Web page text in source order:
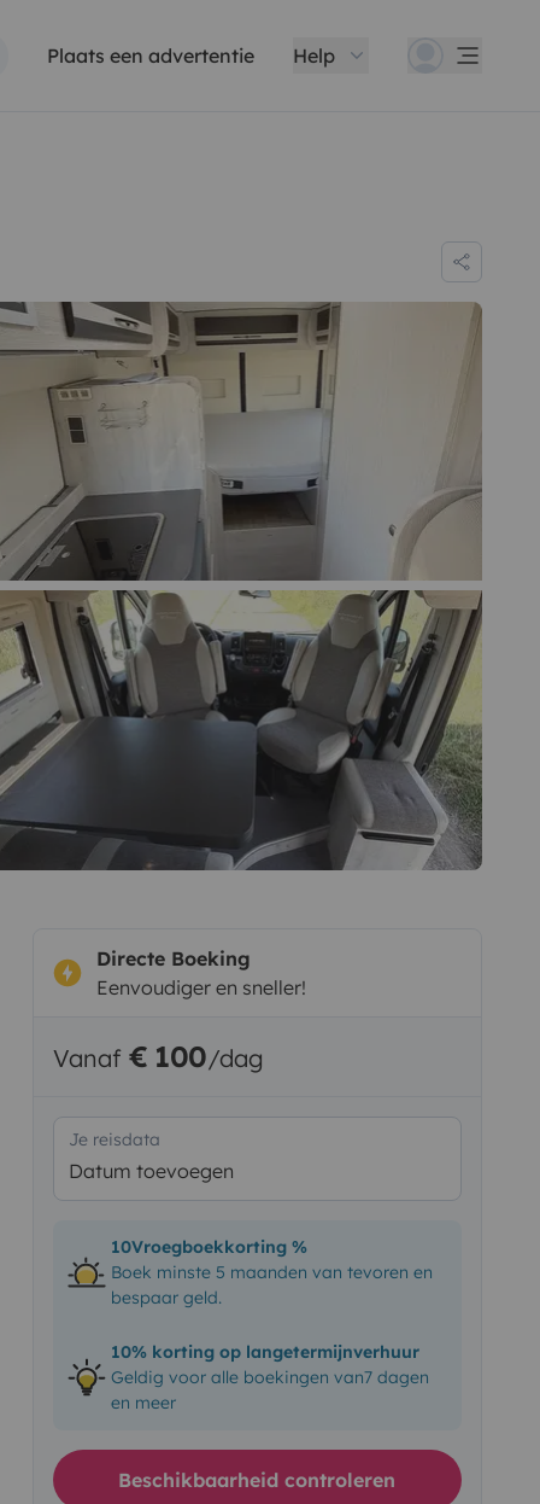
Plaats een advertentie Help
Directe Boeking
Eenvoudiger en sneller!
Vanaf € 100/dag
Je reisdata
Datum toevoegen
10Vroegboekkorting %
Boek minste 5 maanden van tevoren en
bespaar geld.
10% korting op langetermijnverhuur
Geldig voor alle boekingen van7 dagen
en meer
Beschikbaarheid controleren